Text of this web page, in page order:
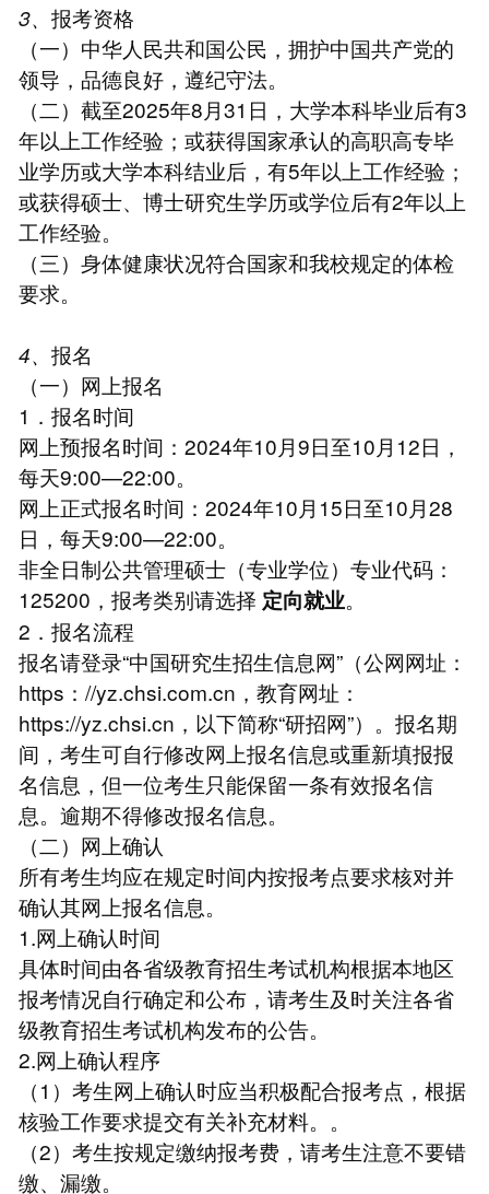
3、 报考资格
（一）中华人民共和国公民，拥护中国共产党的
领导，品德良好，遵纪守法。
（二）截至2025年8月31日，大学本科毕业后有3
年以上工作经验；或获得国家承认的高职高专毕
业学历或大学本科结业后，有5年以上工作经验；
或获得硕士、博士研究生学历或学位后有2年以上
工作经验。
（三）身体健康状况符合国家和我校规定的体检
要求。
4、 报名
（一）网上报名
1．报名时间
网上预报名时间：2024年10月9日至10月12日，
每天9:00—22:00。
网上正式报名时间：2024年10月15日至10月28
日，每天9:00—22:00。
非全日制公共管理硕士（专业学位）专业代码：
125200，报考类别请选择 定向就业。
2．报名流程
报名请登录“中国研究生招生信息网”（公网网址：
https：//yz.chsi.com.cn，教育网址：
https://yz.chsi.cn，以下简称“研招网”）。报名期
间，考生可自行修改网上报名信息或重新填报报
名信息，但一位考生只能保留一条有效报名信
息。逾期不得修改报名信息。
（二）网上确认
所有考生均应在规定时间内按报考点要求核对并
确认其网上报名信息。
1.网上确认时间
具体时间由各省级教育招生考试机构根据本地区
报考情况自行确定和公布，请考生及时关注各省
级教育招生考试机构发布的公告。
2.网上确认程序
（1）考生网上确认时应当积极配合报考点，根据
核验工作要求提交有关补充材料。。
（2）考生按规定缴纳报考费，请考生注意不要错
缴、漏缴。